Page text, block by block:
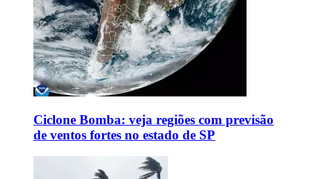
Ciclone Bomba: veja regiões com previsão
de ventos fortes no estado de SP